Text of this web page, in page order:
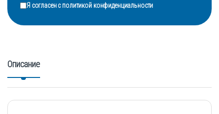
Я согласен сполитикой конфиденциальности
Описание